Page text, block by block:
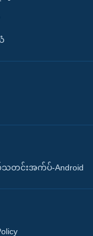
တင်းအက်ပ်-Android